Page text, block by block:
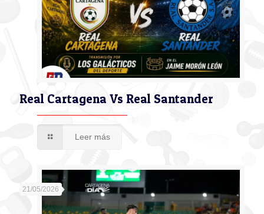
Real Cartagena Vs Real Santander
Leer más
21/05/2026